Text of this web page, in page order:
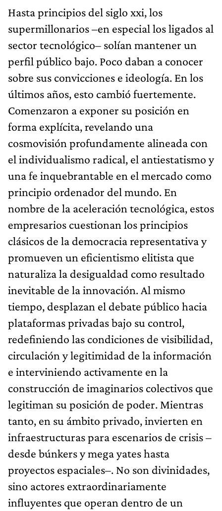
Hasta principios del siglo xxi, los
supermillonarios –en especial los ligados al
sector tecnológico– solían mantener un
perfil público bajo. Poco daban a conocer
sobre sus convicciones e ideología. En los
últimos años, esto cambió fuertemente.
Comenzaron a exponer su posición en
forma explícita, revelando una
cosmovisión profundamente alineada con
el individualismo radical, el antiestatismo y
una fe inquebrantable en el mercado como
principio ordenador del mundo. En
nombre de la aceleración tecnológica, estos
empresarios cuestionan los principios
clásicos de la democracia representativa y
promueven un eficientismo elitista que
naturaliza la desigualdad como resultado
inevitable de la innovación. Al mismo
tiempo, desplazan el debate público hacia
plataformas privadas bajo su control,
redefiniendo las condiciones de visibilidad,
circulación y legitimidad de la información
e interviniendo activamente en la
construcción de imaginarios colectivos que
legitiman su posición de poder. Mientras
tanto, en su ámbito privado, invierten en
infraestructuras para escenarios de crisis –
desde búnkers y mega yates hasta
proyectos espaciales–. No son divinidades,
sino actores extraordinariamente
influyentes que operan dentro de un